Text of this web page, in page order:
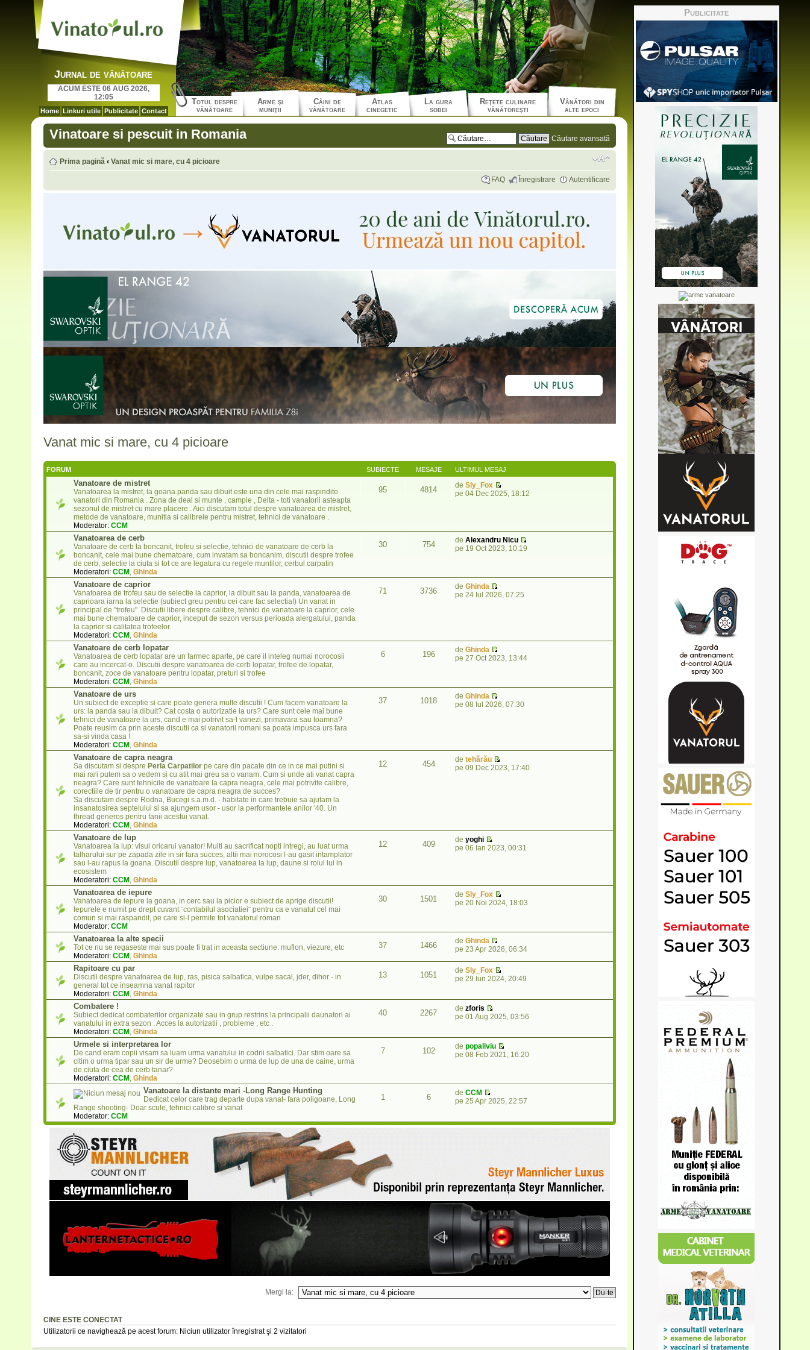
Jurnal de vânătoare
ACUM ESTE 06 AUG 2026,
12:05
Home Linkuri utile Publicitate Contact
Totul despre
vânătoare
Arme şi
muniţii
Câini de
vânătoare
Atlas
cinegetic
La gura
sobei
Reţete culinare
vânătoreşti
Vânători din
alte epoci
Vinatoare si pescuit in Romania Căutare avansată
Prima pagină ‹ Vanat mic si mare, cu 4 picioare
FAQ Înregistrare Autentificare
Vanat mic si mare, cu 4 picioare
FORUM SUBIECTE MESAJE ULTIMUL MESAJ
Vanatoare de mistret
Vanatoarea la mistret, la goana panda sau dibuit este una din cele mai raspindite
vanatori din Romania . Zona de deal si munte , campie , Delta - toti vanatorii asteapta
sezonul de mistret cu mare placere . Aici discutam totul despre vanatoarea de mistret,
metode de vanatoare, munitia si calibrele pentru mistret, tehnici de vanatoare .
Moderator: CCM
95 4814 de Sly_Fox
pe 04 Dec 2025, 18:12
Vanatoarea de cerb
Vanatoare de cerb la boncanit, trofeu si selectie, tehnici de vanatoare de cerb la
boncanit, cele mai bune chematoare, cum invatam sa boncanim, discutii despre trofee
de cerb, selectie la ciuta si tot ce are legatura cu regele muntilor, cerbul carpatin
Moderatori: CCM, Ghinda
30 754 de Alexandru Nicu
pe 19 Oct 2023, 10:19
Vanatoare de caprior
Vanatoarea de trofeu sau de selectie la caprior, la dibuit sau la panda, vanatoarea de
caprioara iarna la selectie (subiect greu pentru cei care fac selectia!) Un vanat in
principal de "trofeu". Discutii libere despre calibre, tehnici de vanatoare la caprior, cele
mai bune chematoare de caprior, inceput de sezon versus perioada alergatului, panda
la caprior si calitatea trofeelor.
Moderatori: CCM, Ghinda
71 3736 de Ghinda
pe 24 Iul 2026, 07:25
Vanatoare de cerb lopatar
Vanatoarea de cerb lopatar are un farmec aparte, pe care il inteleg numai norocosii
care au incercat-o. Discutii despre vanatoarea de cerb lopatar, trofee de lopatar,
boncanit, zoce de vanatoare pentru lopatar, preturi si trofee
Moderatori: CCM, Ghinda
6 196 de Ghinda
pe 27 Oct 2023, 13:44
Vanatoare de urs
Un subiect de exceptie si care poate genera multe discutii ! Cum facem vanatoare la
urs: la panda sau la dibuit? Cat costa o autorizatie la urs? Care sunt cele mai bune
tehnici de vanatoare la urs, cand e mai potrivit sa-l vanezi, primavara sau toamna?
Poate reusim ca prin aceste discutii ca si vanatorii romani sa poata impusca urs fara
sa-si vinda casa !
Moderatori: CCM, Ghinda
37 1018 de Ghinda
pe 08 Iul 2026, 07:30
Vanatoare de capra neagra
Sa discutam si despre Perla Carpatilorpe care din pacate din ce in ce mai putini si
mai rari putem sa o vedem si cu atit mai greu sa o vanam. Cum si unde ati vanat capra
neagra? Care sunt tehnicile de vanatoare la capra neagra, cele mai potrivite calibre,
corectiile de tir pentru o vanatoare de capra neagra de succes?
Sa discutam despre Rodna, Bucegi s.a.m.d. - habitate in care trebuie sa ajutam la
insanatosirea septelului si sa ajungem usor - usor la performantele anilor '40. Un
thread generos pentru fanii acestui vanat.
Moderatori: CCM, Ghinda
12 454 de tehărău
pe 09 Dec 2023, 17:40
Vanatoare de lup
Vanatoarea la lup: visul oricarui vanator! Multi au sacrificat nopti intregi, au luat urma
talharului sur pe zapada zile in sir fara succes, altii mai norocosi l-au gasit intamplator
sau l-au rapus la goana. Discutii despre lup, vanatoarea la lup, daune si rolul lui in
ecosistem
Moderatori: CCM, Ghinda
12 409 de yoghi
pe 06 Ian 2023, 00:31
Vanatoarea de iepure
Vanatoarea de iepure la goana, in cerc sau la picior e subiect de aprige discutii!
Iepurele e numit pe drept cuvant ¨contabilul asociatiei¨ pentru ca e vanatul cel mai
comun si mai raspandit, pe care si-l permite tot vanatorul roman
Moderator: CCM
30 1501 de Sly_Fox
pe 20 Noi 2024, 18:03
Vanatoarea la alte specii
Tot ce nu se regaseste mai sus poate fi trat in aceasta sectiune: muflon, viezure, etc
Moderatori: CCM, Ghinda
37 1466 de Ghinda
pe 23 Apr 2026, 06:34
Rapitoare cu par
Discutii despre vanatoarea de lup, ras, pisica salbatica, vulpe sacal, jder, dihor - in
general tot ce inseamna vanat rapitor
Moderatori: CCM, Ghinda
13 1051 de Sly_Fox
pe 29 Iun 2024, 20:49
Combatere !
Subiect dedicat combaterilor organizate sau in grup restrins la principalii daunatori ai
vanatului in extra sezon . Acces la autorizatii , probleme , etc .
Moderatori: CCM, Ghinda
40 2267 de zforis
pe 01 Aug 2025, 03:56
Urmele si interpretarea lor
De cand eram copii visam sa luam urma vanatului in codrii salbatici. Dar stim oare sa
citim o urma tipar sau un sir de urme? Deosebim o urma de lup de una de caine, urma
de ciuta de cea de cerb tanar?
Moderatori: CCM, Ghinda
7 102 de popaliviu
pe 08 Feb 2021, 16:20
Vanatoare la distante mari -Long Range Hunting
Dedicat celor care trag departe dupa vanat- fara poligoane, Long
Range shooting- Doar scule, tehnici calibre si vanat
Moderator: CCM
1 6 de CCM
pe 25 Apr 2025, 22:57
Mergi la:
CINE ESTE CONECTAT
Utilizatorii ce navighează pe acest forum: Niciun utilizator înregistrat şi 2 vizitatori
Publicitate